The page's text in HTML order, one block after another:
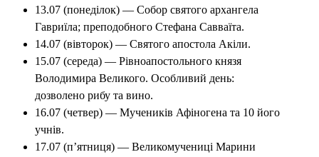
13.07 (понеділок) — Собор святого архангела
Гавриїла; преподобного Стефана Савваїта.
14.07 (вівторок) — Святого апостола Акіли.
15.07 (середа) — Рівноапостольного князя
Володимира Великого. Особливий день:
дозволено рибу та вино.
16.07 (четвер) — Мучеників Афіногена та 10 його
учнів.
17.07 (п’ятниця) — Великомучениці Марини